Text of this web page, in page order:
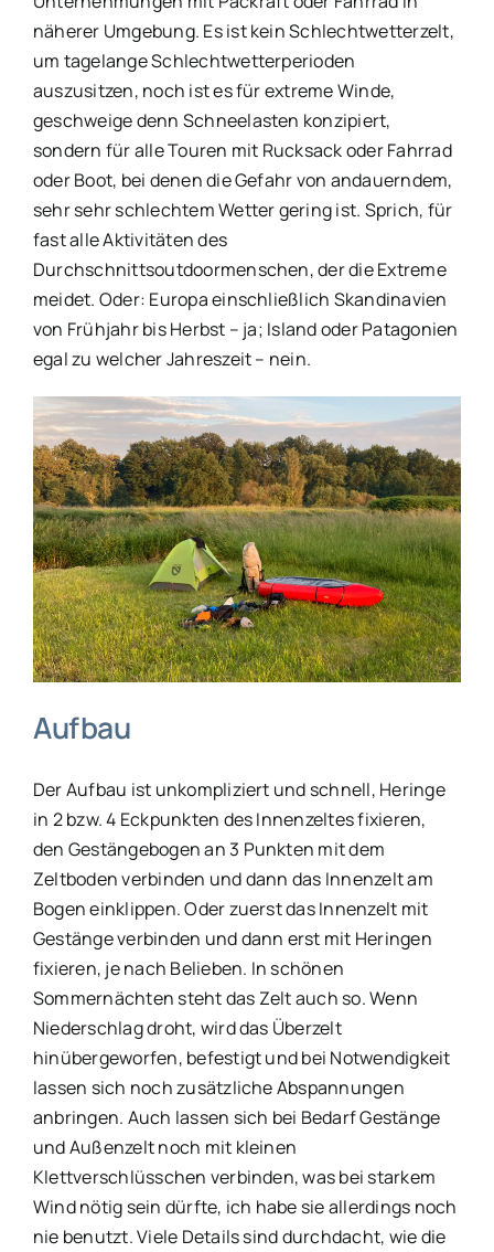
näherer Umgebung. Es ist kein Schlechtwetterzelt,
um tagelange Schlechtwetterperioden
auszusitzen, noch ist es für extreme Winde,
geschweige denn Schneelasten konzipiert,
sondern für alle Touren mit Rucksack oder Fahrrad
oder Boot, bei denen die Gefahr von andauerndem,
sehr sehr schlechtem Wetter gering ist. Sprich, für
fast alle Aktivitäten des
Durchschnittsoutdoormenschen, der die Extreme
meidet. Oder: Europa einschließlich Skandinavien
von Frühjahr bis Herbst – ja; Island oder Patagonien
egal zu welcher Jahreszeit – nein.
Aufbau
Der Aufbau ist unkompliziert und schnell, Heringe
in 2 bzw. 4 Eckpunkten des Innenzeltes fixieren,
den Gestängebogen an 3 Punkten mit dem
Zeltboden verbinden und dann das Innenzelt am
Bogen einklippen. Oder zuerst das Innenzelt mit
Gestänge verbinden und dann erst mit Heringen
fixieren, je nach Belieben. In schönen
Sommernächten steht das Zelt auch so. Wenn
Niederschlag droht, wird das Überzelt
hinübergeworfen, befestigt und bei Notwendigkeit
lassen sich noch zusätzliche Abspannungen
anbringen. Auch lassen sich bei Bedarf Gestänge
und Außenzelt noch mit kleinen
Klettverschlüsschen verbinden, was bei starkem
Wind nötig sein dürfte, ich habe sie allerdings noch
nie benutzt. Viele Details sind durchdacht, wie die